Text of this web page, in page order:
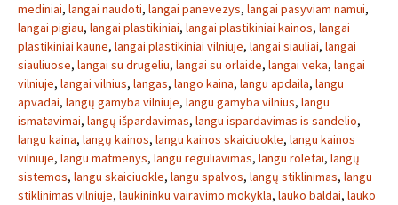
mediniai, langai naudoti, langai panevezys, langai pasyviam namui,
langai pigiau, langai plastikiniai, langai plastikiniai kainos, langai
plastikiniai kaune, langai plastikiniai vilniuje, langai siauliai, langai
siauliuose, langai su drugeliu, langai su orlaide, langai veka, langai
vilniuje, langai vilnius, langas, lango kaina, langu apdaila, langu
apvadai, langų gamyba vilniuje, langu gamyba vilnius, langu
ismatavimai, langų išpardavimas, langu ispardavimas is sandelio,
langu kaina, langų kainos, langu kainos skaiciuokle, langu kainos
vilniuje, langu matmenys, langu reguliavimas, langu roletai, langų
sistemos, langu skaiciuokle, langu spalvos, langų stiklinimas, langu
stiklinimas vilniuje, laukininku vairavimo mokykla, lauko baldai, lauko